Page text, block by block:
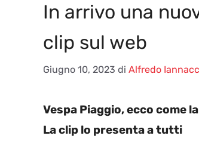
In arrivo una
clip sul web
Giugno 10, 2023 di Alfredo
Vespa Piaggio, ecco come
La clip lo presenta a tutti